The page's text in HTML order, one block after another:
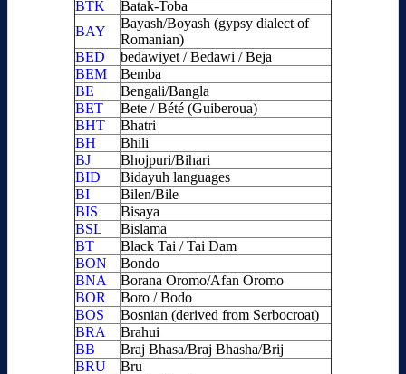
BTK
Batak-Toba
BAY
Bayash/Boyash (gypsy dialect of
Romanian)
BED
bedawiyet / Bedawi / Beja
BEM
Bemba
BE
Bengali/Bangla
BET
Bete / Bété (Guiberoua)
BHT
Bhatri
BH
Bhili
BJ
Bhojpuri/Bihari
BID
Bidayuh languages
BI
Bilen/Bile
BIS
Bisaya
BSL
Bislama
BT
Black Tai / Tai Dam
BON
Bondo
BNA
Borana Oromo/Afan Oromo
BOR
Boro / Bodo
BOS
Bosnian (derived from Serbocroat)
BRA
Brahui
BB
Braj Bhasa/Braj Bhasha/Brij
BRU
Bru